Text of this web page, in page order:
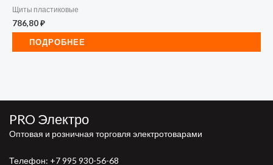
Щиты пластиковые
786,80₽
ПОДРОБНЕЕ
PRO Электро
Оптовая и розничная торговля электротоварами
Телефон: +7 995 930-56-68